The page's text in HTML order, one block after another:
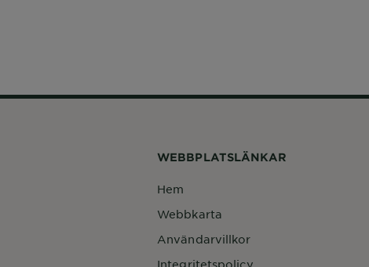
WEBBPLATSLÄNKAR
Hem
Webbkarta
Användarvillkor
Integritetspolicy